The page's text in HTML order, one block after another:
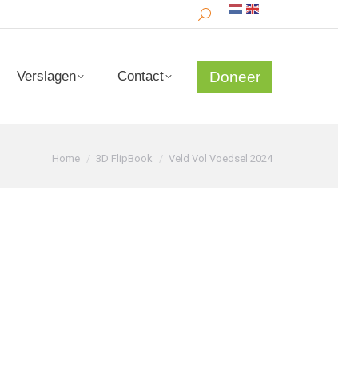
Search:
Verslagen Contact Doneer
Je bent hier:
Home 3D FlipBook Veld Vol Voedsel 2024
Verslagen Contact Doneer